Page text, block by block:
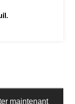
maintenant